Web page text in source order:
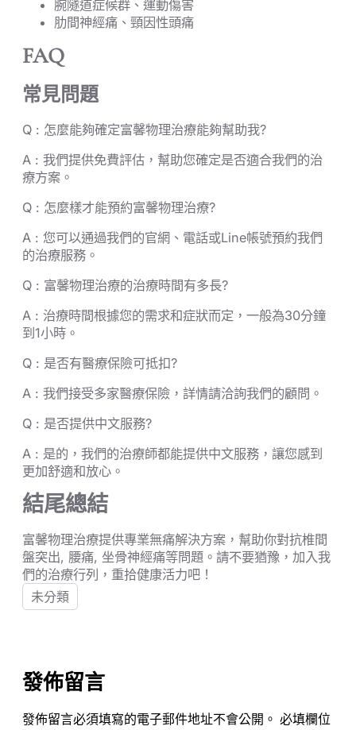
腕隧道症候群、運動傷害
肋間神經痛、頸因性頭痛
FAQ
常見問題
Q : 怎麼能夠確定富馨物理治療能夠幫助我?
A : 我們提供免費評估，幫助您確定是否適合我們的治
療方案。
Q : 怎麼樣才能預約富馨物理治療?
A : 您可以通過我們的官網、電話或Line帳號預約我們
的治療服務。
Q : 富馨物理治療的治療時間有多長?
A : 治療時間根據您的需求和症狀而定，一般為30分鐘
到1小時。
Q : 是否有醫療保險可抵扣?
A : 我們接受多家醫療保險，詳情請洽詢我們的顧問。
Q : 是否提供中文服務?
A : 是的，我們的治療師都能提供中文服務，讓您感到
更加舒適和放心。
結尾總結
富馨物理治療提供專業無痛解決方案，幫助你對抗椎間
盤突出, 腰痛, 坐骨神經痛等問題。請不要猶豫，加入我
們的治療行列，重拾健康活力吧！
未分類
發佈留言
發佈留言必須填寫的電子郵件地址不會公開。 必填欄位